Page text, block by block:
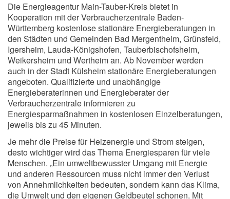
Die Energieagentur Main-Tauber-Kreis bietet in
Kooperation mit der Verbraucherzentrale Baden-
Württemberg kostenlose stationäre Energieberatungen in
den Städten und Gemeinden Bad Mergentheim, Grünsfeld,
Igersheim, Lauda-Königshofen, Tauberbischofsheim,
Weikersheim und Wertheim an. Ab November werden
auch in der Stadt Külsheim stationäre Energieberatungen
angeboten. Qualifizierte und unabhängige
Energieberaterinnen und Energieberater der
Verbraucherzentrale informieren zu
Energiesparmaßnahmen in kostenlosen Einzelberatungen,
jeweils bis zu 45 Minuten.
Je mehr die Preise für Heizenergie und Strom steigen,
desto wichtiger wird das Thema Energiesparen für viele
Menschen. „Ein umweltbewusster Umgang mit Energie
und anderen Ressourcen muss nicht immer den Verlust
von Annehmlichkeiten bedeuten, sondern kann das Klima,
die Umwelt und den eigenen Geldbeutel schonen. Mit